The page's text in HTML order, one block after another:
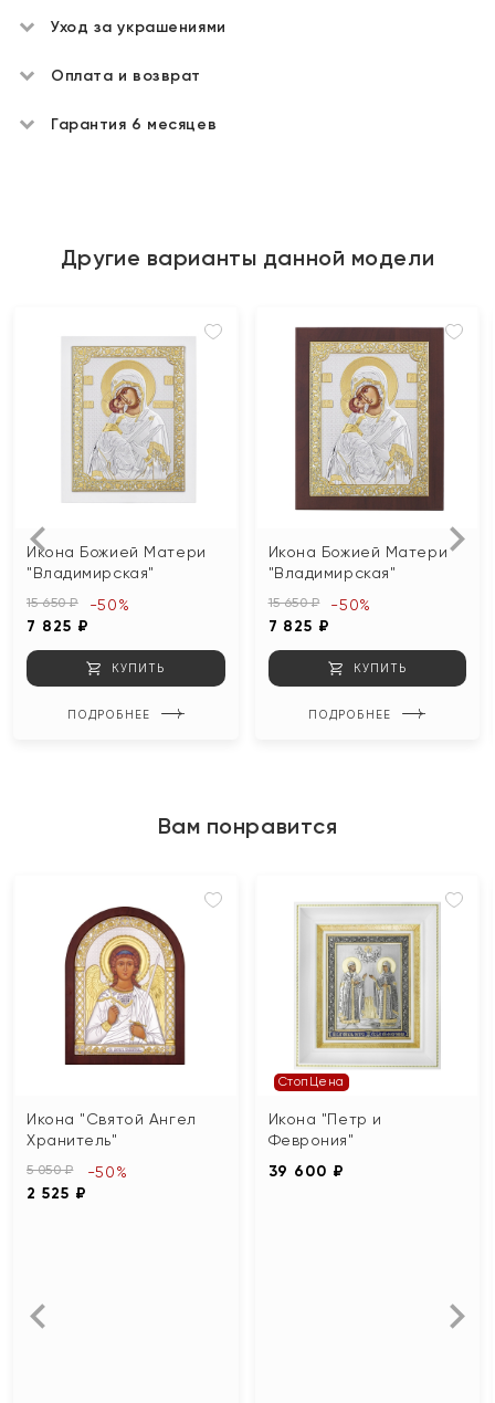
Уход за украшениями
Оплата и возврат
Гарантия 6 месяцев
Другие варианты данной модели
Икона Божией Матери
"Владимирская"
15 650 ₽
7 825 ₽
-50%
КУПИТЬ
ПОДРОБНЕЕ
Икона Божией Матери
"Владимирская"
15 650 ₽
7 825 ₽
-50%
КУПИТЬ
ПОДРОБНЕЕ
Вам понравится
Икона "Святой Ангел
Хранитель"
5 050 ₽
2 525 ₽
-50%
СтопЦена
Икона "Петр и
Феврония"
39 600 ₽